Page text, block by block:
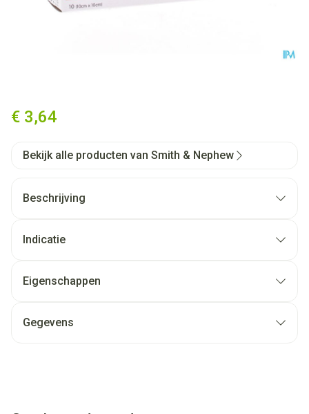
€ 3,64
Bekijk alle producten van Smith & Nephew
Beschrijving
Indicatie
Eigenschappen
Gegevens